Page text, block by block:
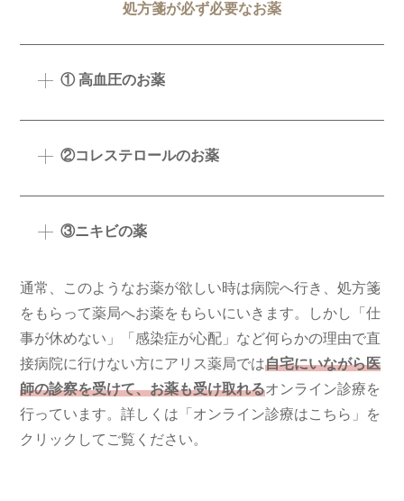
処方箋が必ず必要なお薬
① 高血圧のお薬
②コレステロールのお薬
③ニキビの薬
通常、このようなお薬が欲しい時は病院へ行き、処方箋
をもらって薬局へお薬をもらいにいきます。しかし「仕
事が休めない」「感染症が心配」など何らかの理由で直
接病院に行けない方にアリス薬局では自宅にいながら医
師の診察を受けて、お薬も受け取れるオンライン診療を
行っています。詳しくは「オンライン診療はこちら」を
クリックしてご覧ください。